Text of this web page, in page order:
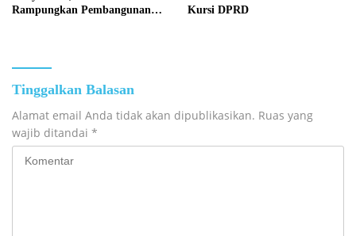
Rampungkan Pembangunan
Kursi DPRD
Tinggalkan Balasan
Alamat email Anda tidak akan dipublikasikan. Ruas yang
wajib ditandai *